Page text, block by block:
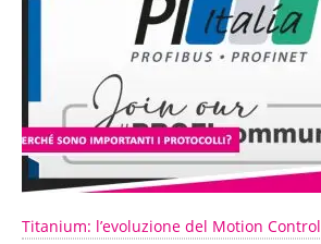
Titanium: l’evoluzione del Motion Control